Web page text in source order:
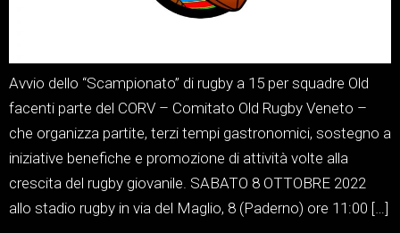
Avvio dello “Scampionato” di rugby a 15 per squadre Old
facenti parte del CORV – Comitato Old Rugby Veneto –
che organizza partite, terzi tempi gastronomici, sostegno a
iniziative benefiche e promozione di attività volte alla
crescita del rugby giovanile. SABATO 8 OTTOBRE 2022
allo stadio rugby in via del Maglio, 8 (Paderno) ore 11:00 […]